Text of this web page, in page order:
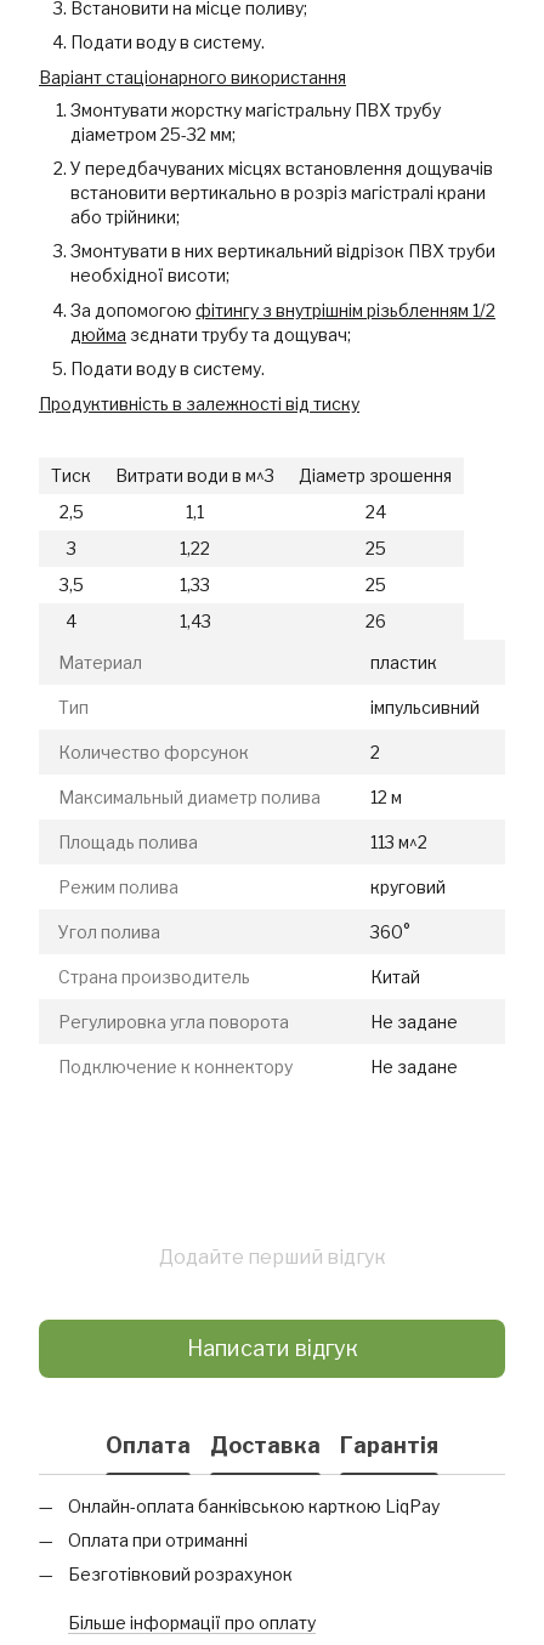
Встановити на місце поливу;
Подати воду в систему.
Варіант стаціонарного використання
Змонтувати жорстку магістральну ПВХ трубу
діаметром 25-32 мм;
У передбачуваних місцях встановлення дощувачів
встановити вертикально в розріз магістралі крани
або трійники;
Змонтувати в них вертикальний відрізок ПВХ труби
необхідної висоти;
За допомогою фітингу з внутрішнім різьбленням 1/2
дюйма зєднати трубу та дощувач;
Подати воду в систему.
Продуктивність в залежності від тиску
Тиск Витрати води в м^3
Діаметр зрошення
2,5
1,1
24
3
1,22
25
3,5
1,33
25
4
1,43
26
Материал
пластик
Тип імпульсивний
Количество форсунок 2
Максимальный диаметр полива 12 м
Площадь полива 113 м^2
Режим полива круговий
Угол полива 360°
Страна производитель Китай
Регулировка угла поворота Не задане
Подключение к коннектору Не задане
Додайте перший відгук
Написати відгук
Оплата Доставка Гарантія
Онлайн-оплата банківською карткою LiqPay
Оплата при отриманні
Безготівковий розрахунок
Більше інформації про оплату